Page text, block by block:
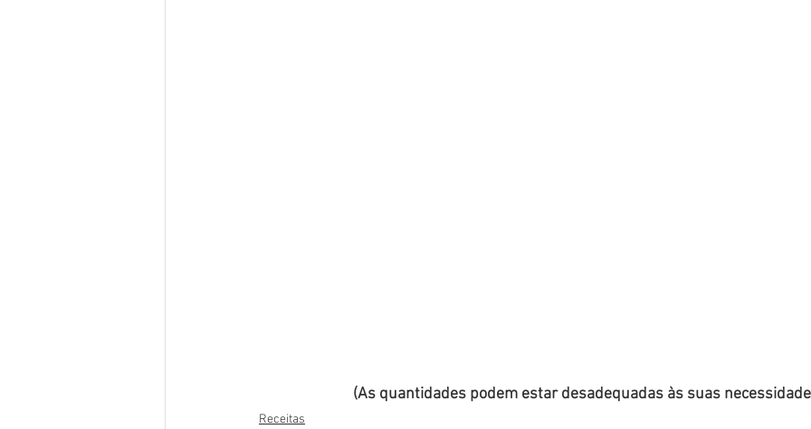
(As quantidades podem estar desadequadas às suas
Receitas